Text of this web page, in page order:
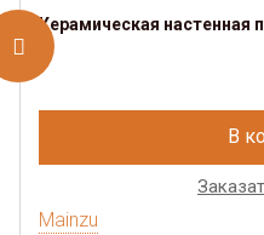
Керамическая настенная
В
Mainzu